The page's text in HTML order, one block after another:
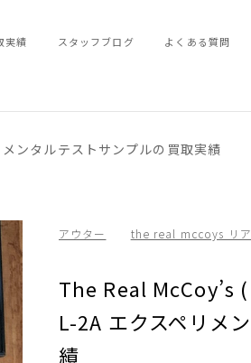
実績 スタッフブログ よくある質問
ンタルテストサンプルの買取実績
アウター the real mccoys リア
The Real McCoy’s
L-2A エクスペリメ
績